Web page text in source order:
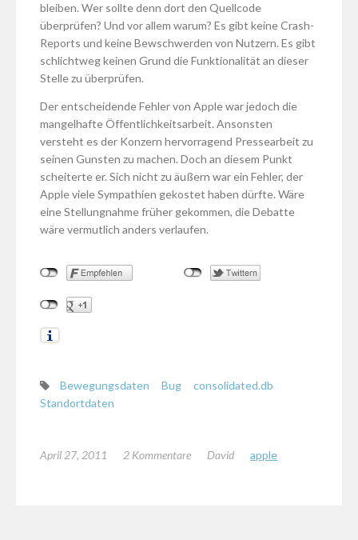
bleiben. Wer sollte denn dort den Quellcode
überprüfen? Und vor allem warum? Es gibt keine Crash-
Reports und keine Bewschwerden von Nutzern. Es gibt
schlichtweg keinen Grund die Funktionalität an dieser
Stelle zu überprüfen.
Der entscheidende Fehler von Apple war jedoch die
mangelhafte Öffentlichkeitsarbeit. Ansonsten
versteht es der Konzern hervorragend Pressearbeit zu
seinen Gunsten zu machen. Doch an diesem Punkt
scheiterte er. Sich nicht zu äußern war ein Fehler, der
Apple viele Sympathien gekostet haben dürfte. Wäre
eine Stellungnahme früher gekommen, die Debatte
wäre vermutlich anders verlaufen.
Bewegungsdaten Bug
consolidated.db
Standortdaten
April 27, 2011 2 Kommentare David apple